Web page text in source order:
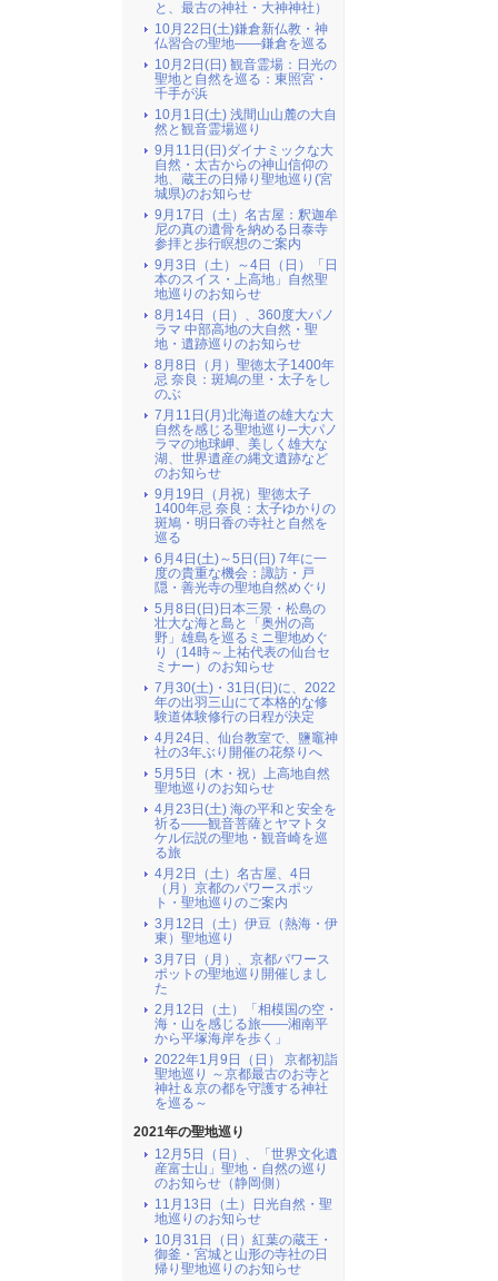
と、最古の神社・大神神社）
10月22日(土)鎌倉新仏教・神
仏習合の聖地――鎌倉を巡る
10月2日(日) 観音霊場：日光の
聖地と自然を巡る：東照宮・
千手が浜
10月1日(土) 浅間山山麓の大自
然と観音霊場巡り
9月11日(日)ダイナミックな大
自然・太古からの神山信仰の
地、蔵王の日帰り聖地巡り(宮
城県)のお知らせ
9月17日（土）名古屋：釈迦牟
尼の真の遺骨を納める日泰寺
参拝と歩行瞑想のご案内
9月3日（土）～4日（日）「日
本のスイス・上高地」自然聖
地巡りのお知らせ
8月14日（日）、360度大パノ
ラマ 中部高地の大自然・聖
地・遺跡巡りのお知らせ
8月8日（月）聖徳太子1400年
忌 奈良：斑鳩の里・太子をし
のぶ
7月11日(月)北海道の雄大な大
自然を感じる聖地巡り─大パノ
ラマの地球岬、美しく雄大な
湖、世界遺産の縄文遺跡など
のお知らせ
9月19日（月祝）聖徳太子
1400年忌 奈良：太子ゆかりの
斑鳩・明日香の寺社と自然を
巡る
6月4日(土)～5日(日) 7年に一
度の貴重な機会：諏訪・戸
隠・善光寺の聖地自然めぐり
5月8日(日)日本三景・松島の
壮大な海と島と「奥州の高
野」雄島を巡るミニ聖地めぐ
り（14時～上祐代表の仙台セ
ミナー）のお知らせ
7月30(土)・31日(日)に、2022
年の出羽三山にて本格的な修
験道体験修行の日程が決定
4月24日、仙台教室で、鹽竈神
社の3年ぶり開催の花祭りへ
5月5日（木・祝）上高地自然
聖地巡りのお知らせ
4月23日(土) 海の平和と安全を
祈る――観音菩薩とヤマトタ
ケル伝説の聖地・観音崎を巡
る旅
4月2日（土）名古屋、4日
（月）京都のパワースポッ
ト・聖地巡りのご案内
3月12日（土）伊豆（熱海・伊
東）聖地巡り
3月7日（月）、京都パワース
ポットの聖地巡り開催しまし
た
2月12日（土）「相模国の空・
海・山を感じる旅――湘南平
から平塚海岸を歩く」
2022年1月9日（日） 京都初詣
聖地巡り ～京都最古のお寺と
神社＆京の都を守護する神社
を巡る～
2021年の聖地巡り
12月5日（日）、「世界文化遺
産富士山」聖地・自然の巡り
のお知らせ（静岡側）
11月13日（土）日光自然・聖
地巡りのお知らせ
10月31日（日）紅葉の蔵王・
御釜・宮城と山形の寺社の日
帰り聖地巡りのお知らせ